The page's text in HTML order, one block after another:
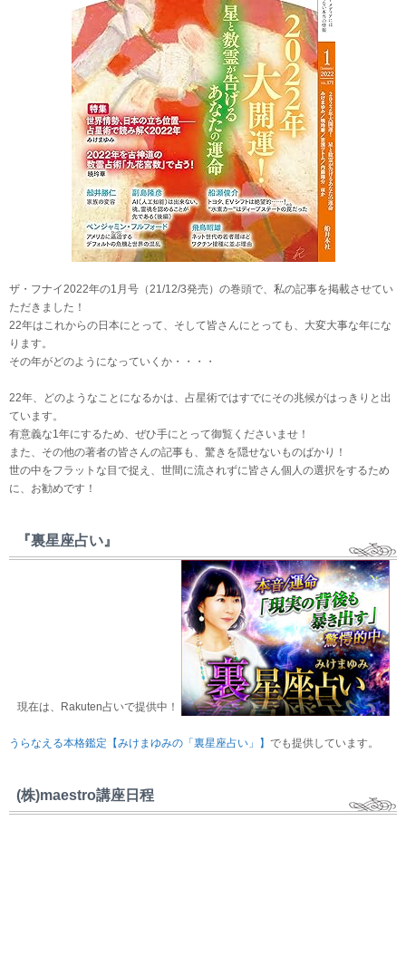
ザ・フナイ2022年の1月号（21/12/3発売）の巻頭で、私の記事を掲載させてい
ただきました！
22年はこれからの日本にとって、そして皆さんにとっても、大変大事な年にな
ります。
その年がどのようになっていくか・・・・
22年、どのようなことになるかは、占星術ではすでにその兆候がはっきりと出
ています。
有意義な1年にするため、ぜひ手にとって御覧くださいませ！
また、その他の著者の皆さんの記事も、驚きを隠せないものばかり！
世の中をフラットな目で捉え、世間に流されずに皆さん個人の選択をするため
に、お勧めです！
『裏星座占い』
現在は、Rakuten占いで提供中！
うらなえる本格鑑定【みけまゆみの「裏星座占い」】 でも提供しています。
(株)maestro講座日程